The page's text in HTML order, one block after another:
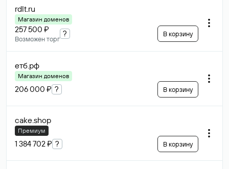
rdlt.ru
Магазин доменов
257 500 ₽
Возможен торг
? В корзину
етб.рф
Магазин доменов
206 000 ₽ ? В корзину
cake.shop
Премиум
1 384 702 ₽ ? В корзину